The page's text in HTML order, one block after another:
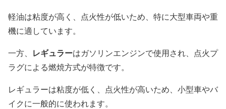
軽油は粘度が高く、点火性が低いため、特に大型車両や重
機に適しています。
一方、 レギュラーはガソリンエンジンで使用され、点火プ
ラグによる燃焼方式が特徴です。
レギュラーは粘度が低く、点火性が高いため、小型車やバ
イクに一般的に使われます。